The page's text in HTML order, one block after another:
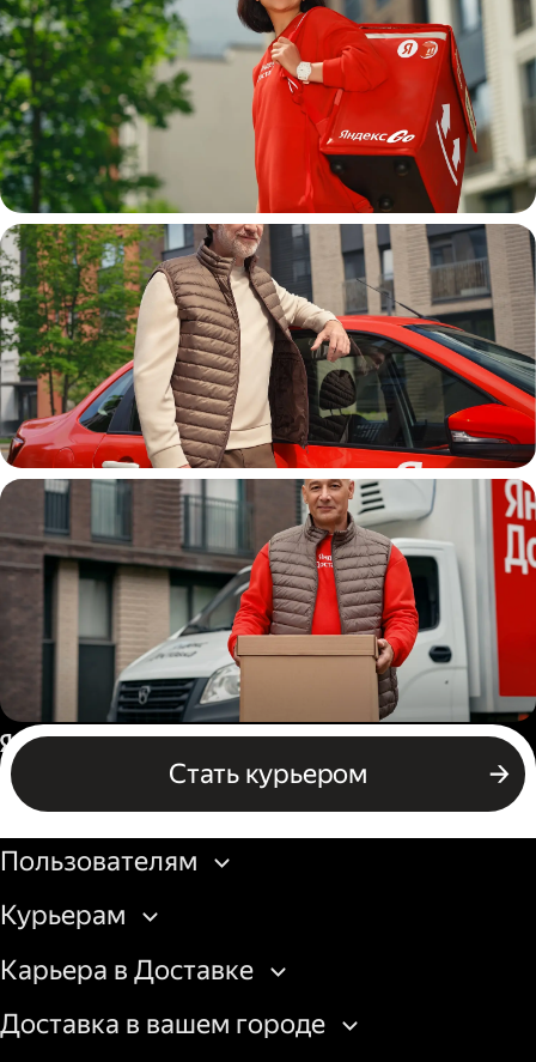
Пеший курьер
Автокурьер
Водитель грузового авто
Стать курьером
Россия
Бизнесу
Пользователям
Курьерам
Карьера в Доставке
Доставка в вашем городе